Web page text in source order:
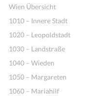
Wien Übersicht
1010 – Innere Stadt
1020 – Leopoldstadt
1030 – Landstraße
1040 – Wieden
1050 – Margareten
1060 – Mariahilf